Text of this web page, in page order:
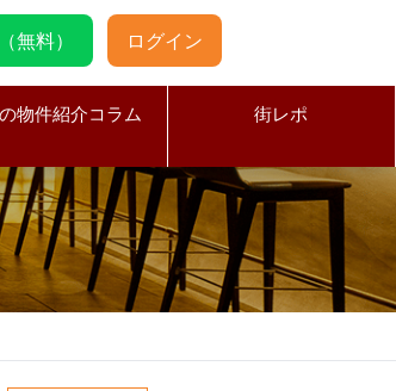
無料） ログイン
物件紹介コラム 街レポ